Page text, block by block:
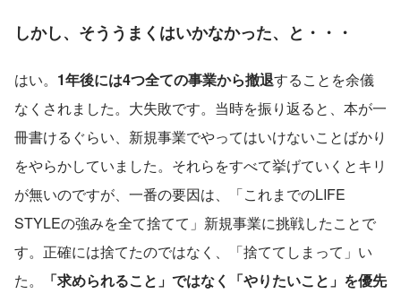
しかし、そううまくはいかなかった、と・・・
はい。 1年後には4つ全ての事業から撤退することを余儀
なくされました。大失敗です。当時を振り返ると、本が一
冊書けるぐらい、新規事業でやってはいけないことばかり
をやらかしていました。それらをすべて挙げていくとキリ
が無いのですが、一番の要因は、「これまでのLIFE
STYLEの強みを全て捨てて」新規事業に挑戦したことで
す。正確には捨てたのではなく、「捨ててしまって」い
た。
「求められること」ではなく「やりたいこと」を優先